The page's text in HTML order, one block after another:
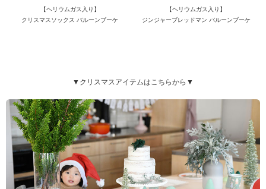
【ヘリウムガス入り】
クリスマスソックス バルーンブーケ
【ヘリウムガス入り】
ジンジャーブレッドマン バルーンブーケ
▼クリスマスアイテムはこちらから▼